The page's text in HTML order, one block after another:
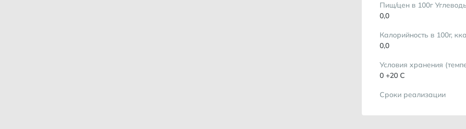
Пищ/цен в 100г
0,0
Калорийность в 100г,
0,0
Условия хранения
0 +20 С
Сроки реализации